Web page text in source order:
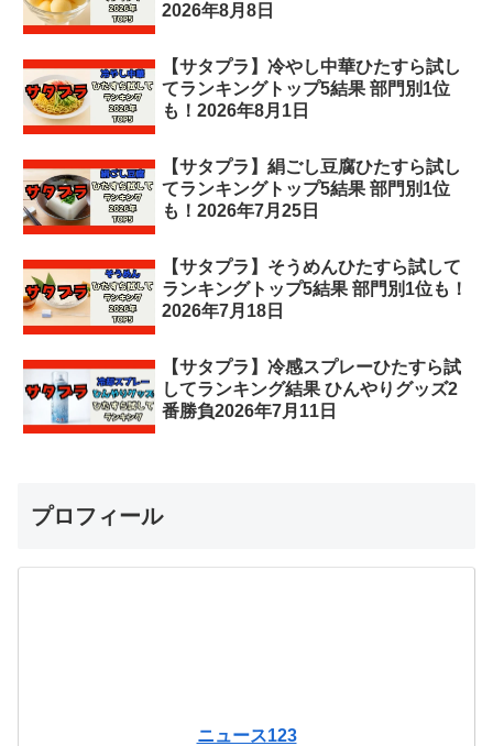
2026年8月8日
【サタプラ】冷やし中華ひたすら試し
てランキングトップ5結果 部門別1位
も！2026年8月1日
【サタプラ】絹ごし豆腐ひたすら試し
てランキングトップ5結果 部門別1位
も！2026年7月25日
【サタプラ】そうめんひたすら試して
ランキングトップ5結果 部門別1位も！
2026年7月18日
【サタプラ】冷感スプレーひたすら試
してランキング結果 ひんやりグッズ2
番勝負2026年7月11日
プロフィール
ニュース123